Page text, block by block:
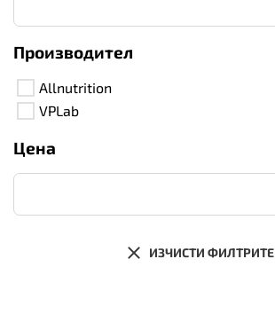
Производител
Allnutrition
VPLab
Цена
ИЗЧИСТИ ФИЛТРИТЕ